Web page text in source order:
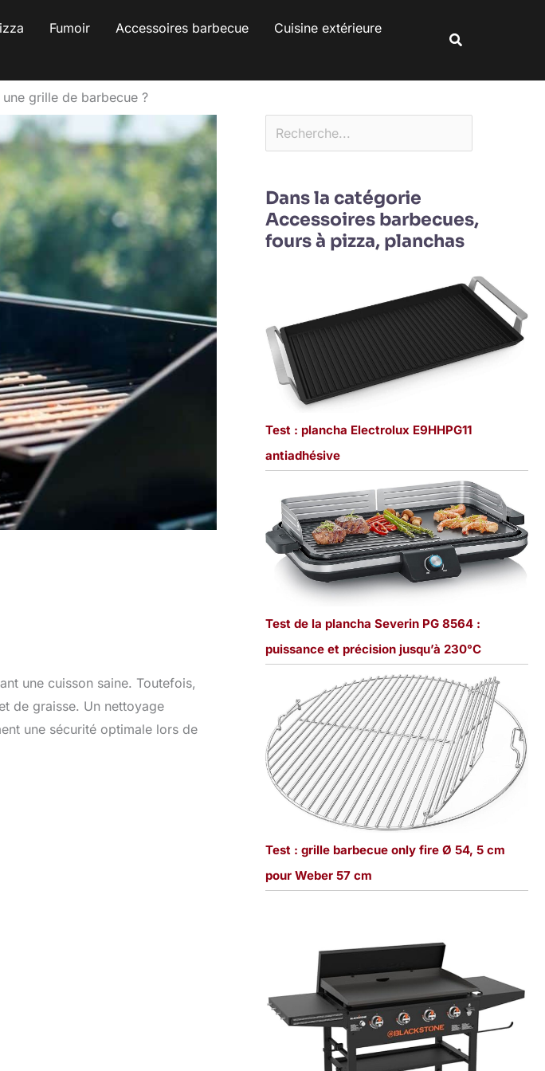
Fumoir Accessoires barbecue
Cuisine extérieure
Rechercher
grille de barbecue ?
une cuisson saine. Toutefois,
de graisse. Un nettoyage
une sécurité optimale lors de
Dans la catégorie
Accessoires barbecues,
fours à pizza, planchas
Test : plancha Electrolux E9HHPG11
antiadhésive
Test de la plancha Severin PG 8564 :
puissance et précision jusqu’à 230°C
Test : grille barbecue only fire Ø 54, 5 cm
pour Weber 57 cm